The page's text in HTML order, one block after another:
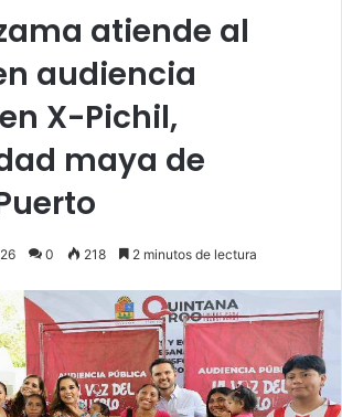
atiende al
audiencia
X-Pichil,
maya de
0 218 2 minutos de lectura